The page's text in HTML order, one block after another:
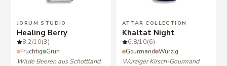
JORUM STUDIO
Healing Berry
8.2/10(3)
Fruchtig Grün
Wilde Beeren aus Schottland.
ATTAR COLLECTION
Khaltat Night
6.8/10(6)
Gourmand Würzig
Würziger Kirsch-Gourmand